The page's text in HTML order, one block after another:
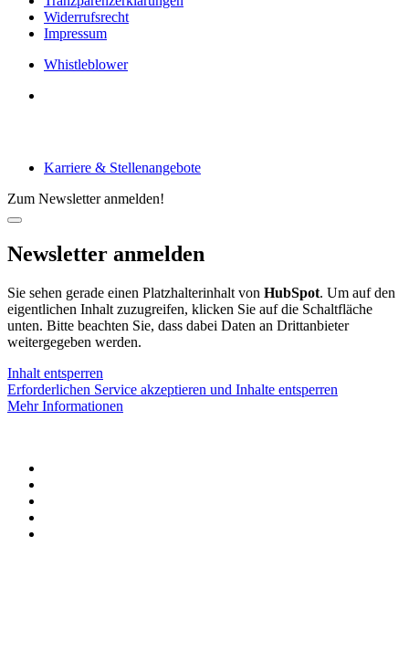
Widerrufsrecht
Impressum
Whistleblower
Karriere & Stellenangebote
Zum Newsletter anmelden!
Newsletter anmelden
Sie sehen gerade einen Platzhalterinhalt von HubSpot. Um auf den
eigentlichen Inhalt zuzugreifen, klicken Sie auf die Schaltfläche
unten. Bitte beachten Sie, dass dabei Daten an Drittanbieter
weitergegeben werden.
Inhalt entsperren
Erforderlichen Service akzeptieren und Inhalte entsperren
Mehr Informationen